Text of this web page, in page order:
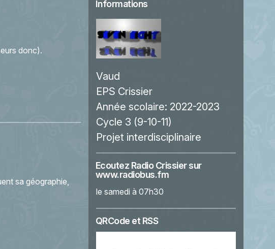
donc).
sa géographie,
Informations
Vaud
EPS Crissier
Année scolaire: 2022-2023
Cycle 3 (9-10-11)
Projet interdisciplinaire
Ecoutez Radio Crissier sur
www.radiobus.fm
le samedi à 07h30
QRCode et RSS